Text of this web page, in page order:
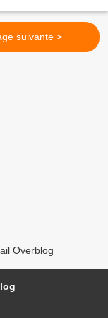
suivante >
Overblog